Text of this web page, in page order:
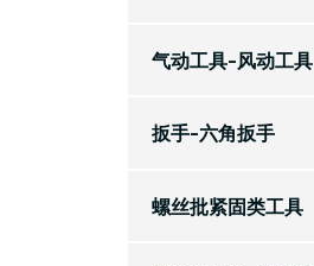
气动工具-风动工具
扳手-六角扳手
螺丝批紧固类工具